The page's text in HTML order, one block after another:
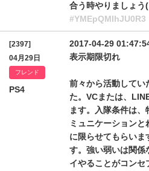
合う時やりましょ
#YMEpQMlhJU0R3
[2397]
04月29日
フレンド
PS4
2017-04-29
表示期限切れ
前々から活動してい
た。VCまたは、
ます。入隊条件は
ミュニケーションと
に限らせてもらいま
す。強い弱いは関係
イやることがコンセ